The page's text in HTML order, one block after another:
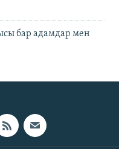
бар адамдар мен